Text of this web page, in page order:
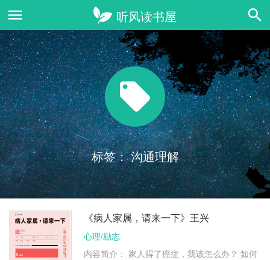
标签：沟通理解
《病人家属，请来一下》王兴
心理/励志
内容简介： 家人得了癌症，我该怎么办？ 如何